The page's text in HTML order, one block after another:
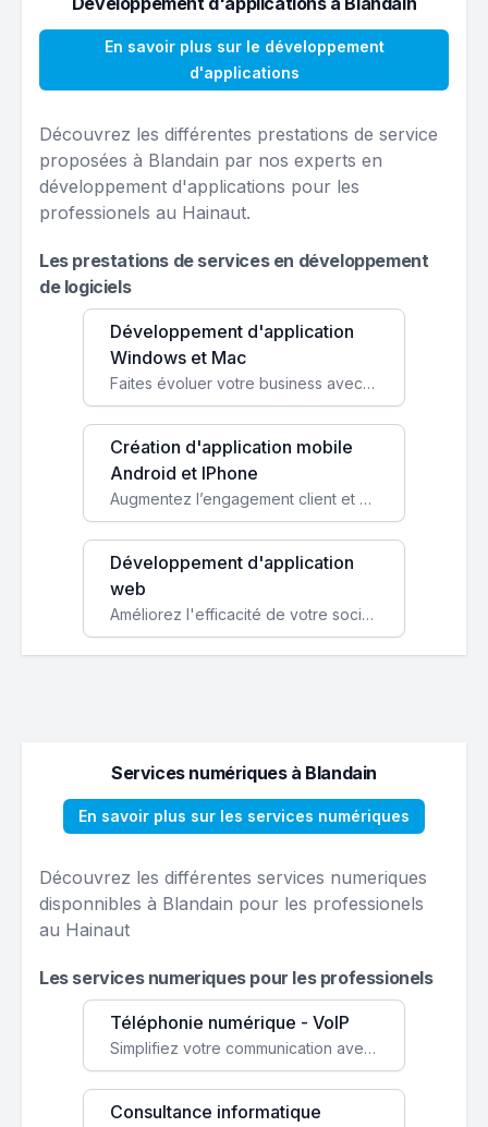
En savoir plus sur le développement
d'applications
Découvrez les différentes prestations de service
proposées à Blandain par nos experts en
développement d'applications pour les
professionels au Hainaut.
Les prestations de services en développement
de logiciels
Développement d'application
Windows et Mac
Faites évoluer votre business avec des solutions logicielles personnalisées, parfaitement adaptées à vos besoins spécifiques.
Création d'application mobile
Android et IPhone
Augmentez l’engagement client et simplifiez vos processus avec une application mobile sur mesure, disponible sur iOS et Android.
Développement d'application
web
Améliorez l'efficacité de votre société avec une application web personnalisée accessible partout et tout le temps.
Services numériques à Blandain
En savoir plus sur les services numériques
Découvrez les différentes services numeriques
disponnibles à Blandain pour les professionels
au Hainaut
Les services numeriques pour les professionels
Téléphonie numérique - VoIP
Simplifiez votre communication avec une solution VoIP flexible, économique et adaptée à vos besoins professionnels.
Consultance informatique